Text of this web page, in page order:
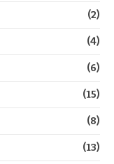
(2)
(4)
(6)
(15)
(8)
(13)